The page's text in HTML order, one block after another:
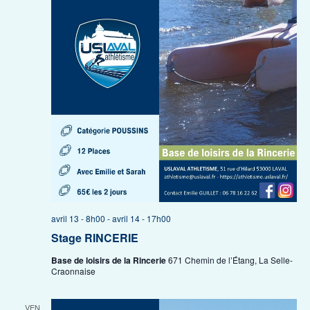
Stage RINCERIE
avril 13 - 8h00 -avril 14 - 17h00
Base de loisirs de la Rincerie671 Chemin de l’Étang, La Selle-
Craonnaise
VEN